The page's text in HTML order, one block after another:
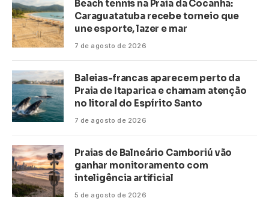
Beach tennis na Praia da Cocanha:
Caraguatatuba recebe torneio que
une esporte, lazer e mar
7 de agosto de 2026
Baleias-francas aparecem perto da
Praia de Itaparica e chamam atenção
no litoral do Espírito Santo
7 de agosto de 2026
Praias de Balneário Camboriú vão
ganhar monitoramento com
inteligência artificial
5 de agosto de 2026